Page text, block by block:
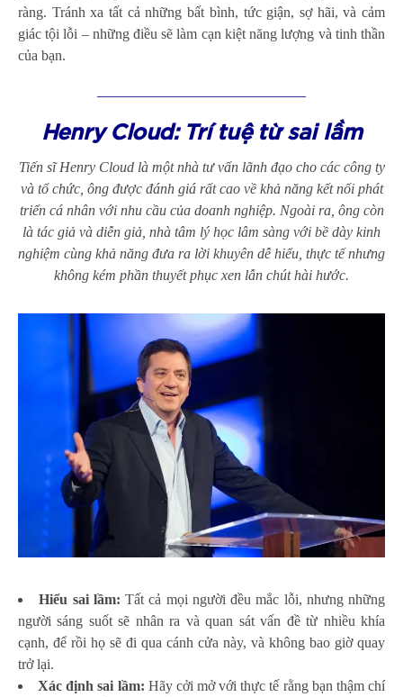
ràng. Tránh xa tất cả những bất bình, tức giận, sợ hãi, và cảm
giác tội lỗi – những điều sẽ làm cạn kiệt năng lượng và tinh thần
của bạn.
Henry Cloud: Trí tuệ từ sai lầm
Tiến sĩ Henry Cloud là một nhà tư vấn lãnh đạo cho các công ty
và tổ chức, ông được đánh giá rất cao về khả năng kết nối phát
triển cá nhân với nhu cầu của doanh nghiệp. Ngoài ra, ông còn
là tác giả và diễn giả, nhà tâm lý học lâm sàng với bề dày kinh
nghiệm cùng khả năng đưa ra lời khuyên dễ hiểu, thực tế nhưng
không kém phần thuyết phục xen lẫn chút hài hước.
Hiểu sai lầm: Tất cả mọi người đều mắc lỗi, nhưng những
người sáng suốt sẽ nhân ra và quan sát vấn đề từ nhiều khía
cạnh, để rồi họ sẽ đi qua cánh cửa này, và không bao giờ quay
trở lại.
Xác định sai lầm: Hãy cởi mở với thực tế rằng bạn thậm chí